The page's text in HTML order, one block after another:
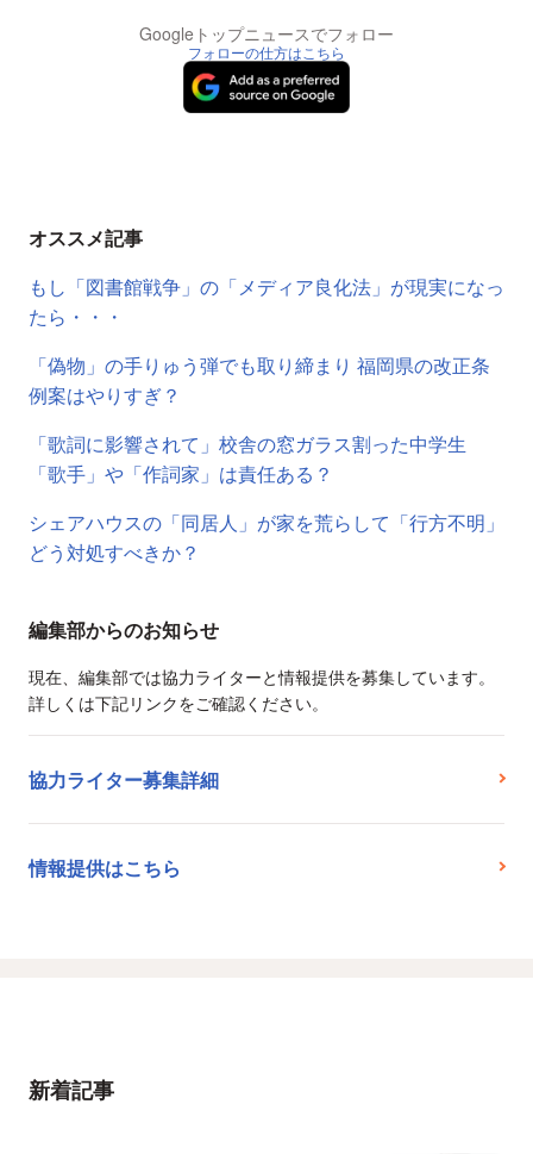
Googleトップニュースでフォロー
フォローの仕方はこちら
オススメ記事
もし「図書館戦争」の「メディア良化法」が現実になっ
たら・・・
「偽物」の手りゅう弾でも取り締まり 福岡県の改正条
例案はやりすぎ？
「歌詞に影響されて」校舎の窓ガラス割った中学生
「歌手」や「作詞家」は責任ある？
シェアハウスの「同居人」が家を荒らして「行方不明」
どう対処すべきか？
編集部からのお知らせ
現在、編集部では協力ライターと情報提供を募集しています。
詳しくは下記リンクをご確認ください。
協力ライター募集詳細
情報提供はこちら
新着記事